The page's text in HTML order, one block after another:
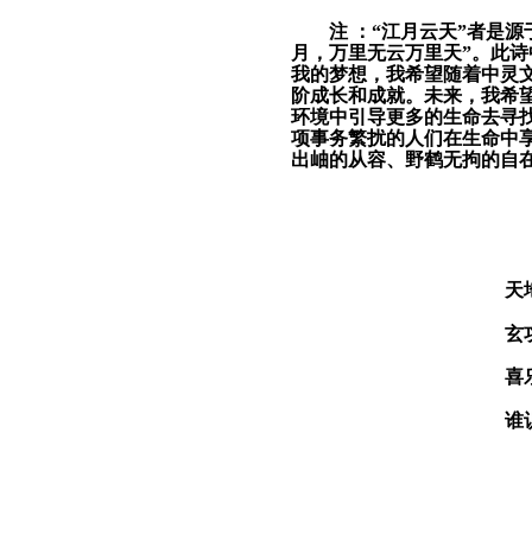
注 ：“江月云天”者是
月，万里无云万里天”。 此
我的梦想， 我希望随着中灵
阶成长和成就。 未来 ， 我希
环境中引导更多的生命去寻
项事务繁扰的人们在生命中
出岫的从容、野鹤无拘的自
天
玄
喜
谁